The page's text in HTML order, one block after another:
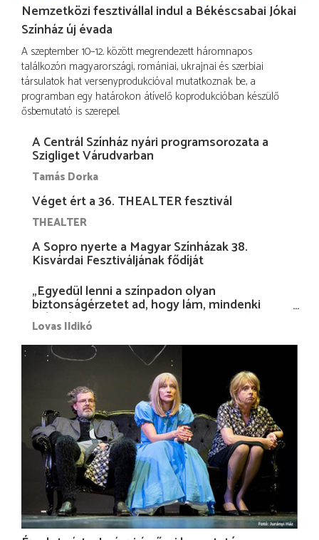
Nemzetközi fesztivállal indul a Békéscsabai Jókai
Színház új évada
A szeptember 10–12. között megrendezett háromnapos
találkozón magyarországi, romániai, ukrajnai és szerbiai
társulatok hat versenyprodukcióval mutatkoznak be, a
programban egy határokon átívelő koprodukcióban készülő
ősbemutató is szerepel.
A Centrál Színház nyári programsorozata a
Szigliget Várudvarban
Tamás Dorka
Véget ért a 36. THEALTER fesztivál
THEALTER
A Sopro nyerte a Magyar Színházak 38.
Kisvárdai Fesztiváljának fődíját
„Egyedül lenni a színpadon olyan
biztonságérzetet ad, hogy lám, mindenki
más nélkül is megvagyok magammal…”
Lovas Ildikó